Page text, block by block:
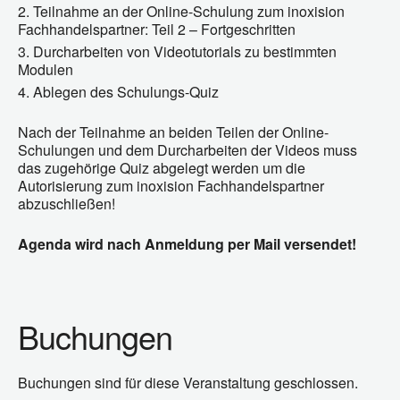
Teilnahme an der Online-Schulung zum inoxision
Fachhandelspartner: Teil 2 – Fortgeschritten
Durcharbeiten von Videotutorials zu bestimmten
Modulen
Ablegen des Schulungs-Quiz
Nach der Teilnahme an beiden Teilen der Online-
Schulungen und dem Durcharbeiten der Videos muss
das zugehörige Quiz abgelegt werden um die
Autorisierung zum inoxision Fachhandelspartner
abzuschließen!
Agenda wird nach Anmeldung per Mail versendet!
Buchungen
Buchungen sind für diese Veranstaltung geschlossen.